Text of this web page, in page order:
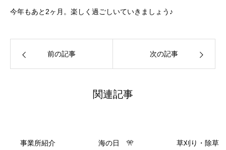
今年もあと2ヶ月。楽しく過ごしいていきましょう♪
前の記事 次の記事
関連記事
事業所紹介 海の日 🎌
草刈り・除草